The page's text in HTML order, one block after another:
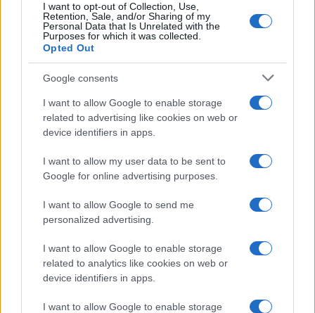
I want to opt-out of Collection, Use,
Retention, Sale, and/or Sharing of my
Personal Data that Is Unrelated with the
Purposes for which it was collected.
Opted Out
Google consents
I want to allow Google to enable storage
related to advertising like cookies on web or
device identifiers in apps.
I want to allow my user data to be sent to
Google for online advertising purposes.
I want to allow Google to send me
personalized advertising.
I want to allow Google to enable storage
related to analytics like cookies on web or
device identifiers in apps.
I want to allow Google to enable storage
TOP IN SKELETON
Skeleton: anatomia della slitta, spinta e aerodinamica
spiegate semplice
Skeleton: tecnica di push e ingresso in posizione
stabile sullo sled
Kelly Curtis celebrata a Polcenigo: il ritorno